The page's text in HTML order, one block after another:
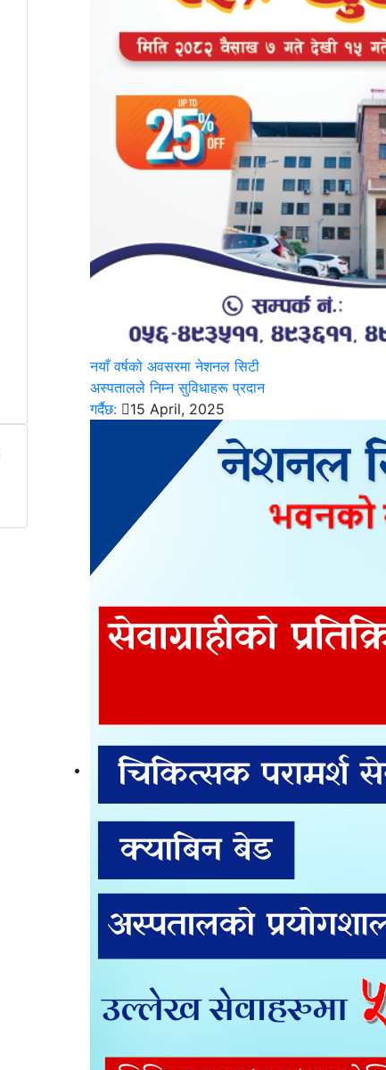
नयाँ वर्षको अवसरमा नेशनल सिटी
अस्पतालले निम्न सुविधाहरू प्रदान
गर्दैछ:
15 April, 2025